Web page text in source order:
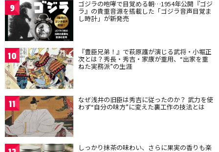
9 ゴジラの咆哮で目覚める朝…1954年公開『ゴジ
ラ』の貴重音源を搭載した「ゴジラ音声目覚ま
し時計」が新発売
10 『豊臣兄弟！』で萩原護が演じる武将・小堀正
次とは？秀長・秀吉・家康が重用、“出家を重
ねた実務派”の生涯
11 なぜ浅井の旧臣は秀吉に従ったのか？ 武力を使
わず“自分の味方”に変えた裏工作の技法とは
しっかり抹茶の味わい、さらに果実の香りも楽